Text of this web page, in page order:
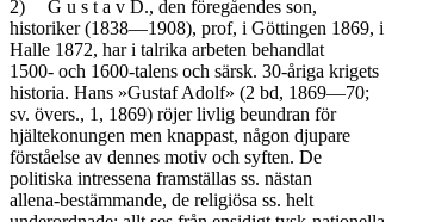
2)	G u s t a v D., den föregåendes son,
historiker (1838—1908), prof, i Göttingen 1869, i
Halle 1872, har i talrika arbeten behandlat
1500- och 1600-talens och särsk. 30-åriga krigets
historia. Hans »Gustaf Adolf» (2 bd, 1869—70;
sv. övers., 1, 1869) röjer livlig beundran för
hjältekonungen men knappast, någon djupare
förståelse av dennes motiv och syften. De
politiska intressena framställas ss. nästan
allena-bestämmande, de religiösa ss. helt